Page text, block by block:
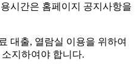
시간은 홈페이지 공지사항을
대출, 열람실 이용을 위하여
지하여야 합니다.